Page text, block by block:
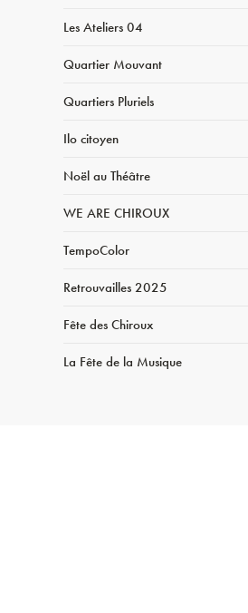
Les Ateliers 04
Quartier Mouvant
Quartiers Pluriels
Ilo citoyen
Noël au Théâtre
WE ARE CHIROUX
TempoColor
Retrouvailles 2025
Fête des Chiroux
La Fête de la Musique